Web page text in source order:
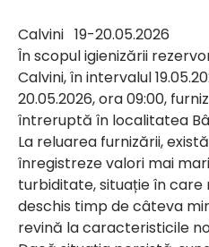
Calvini 19-20.05.2026
În scopul igienizării
Calvini, în intervalul
20.05.2026, ora 09:00,
întreruptă în localitatea
La reluarea furnizării,
înregistreze valori mai
turbiditate, situație în
deschis timp de câteva
revină la caracteristicile